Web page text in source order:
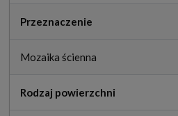
Przeznaczenie
Mozaika ścienna
Rodzaj powierzchni